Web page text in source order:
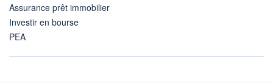
Assurance prêt immobilier
Investir en bourse
PEA